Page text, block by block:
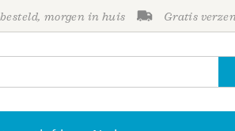
morgen in huis Gratis